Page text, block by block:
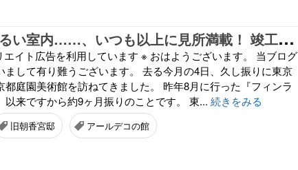
寄
せ木の床に明るい室内……、いつも以上に見所満載！ 竣工90周年を迎えた旧朝香宮邸の “素の姿” を見学できます ♪ 『旧朝香宮邸を読み解く A to Z』
イト広告を利用しています ※ おはようございます。 当ブログ
まして有り難うございます。 去る今月の4日、久し振りに東京
都庭園美術館を訪ねてきました。 昨年8月に行った『フィンラ
以来ですから約9ヶ月振りのことです。 東... 続きをみる
旧朝香宮邸 アールデコの館